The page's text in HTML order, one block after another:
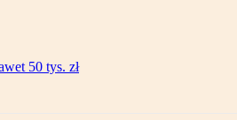
50 tys. zł